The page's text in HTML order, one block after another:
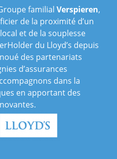
familial Verspieren,
de la proximité d’un
et de la souplesse
du Lloyd’s depuis
des partenariats
d’assurances
dans la
en apportant des